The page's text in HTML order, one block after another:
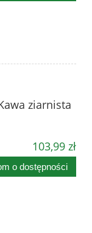
ziarnista
103,99 zł
o dostępności